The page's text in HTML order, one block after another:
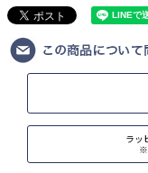
ラッ
※